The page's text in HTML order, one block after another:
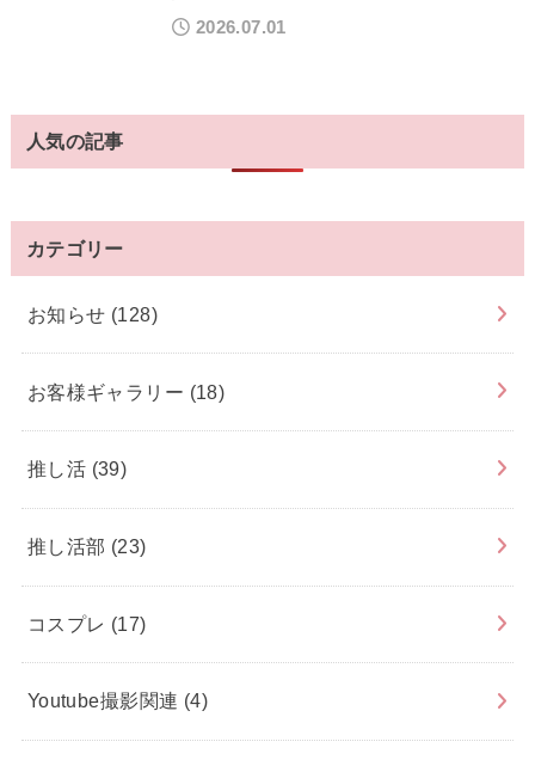
2026.07.01
人気の記事
カテゴリー
お知らせ (128)
お客様ギャラリー (18)
推し活 (39)
推し活部 (23)
コスプレ (17)
Youtube撮影関連 (4)